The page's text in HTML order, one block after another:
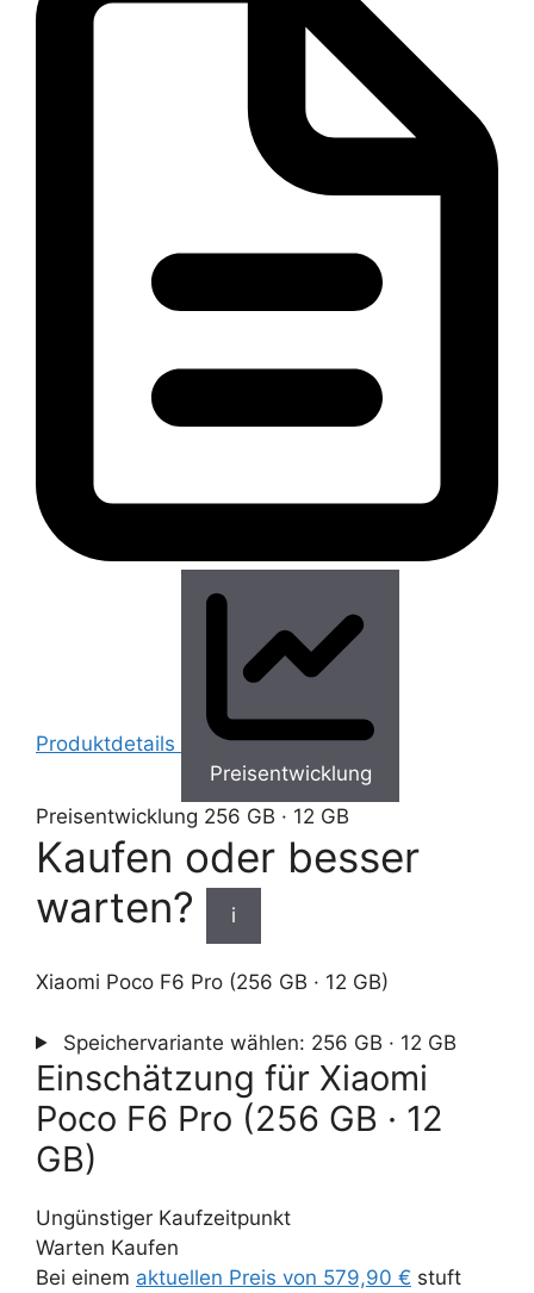
Produktdetails
Preisentwicklung
Preisentwicklung 256 GB · 12 GB
Kaufen oder besser
warten?
i
Xiaomi Poco F6 Pro (256 GB · 12 GB)
Speichervariante wählen: 256 GB · 12 GB
Einschätzung für Xiaomi
Poco F6 Pro (256 GB · 12
GB)
Ungünstiger Kaufzeitpunkt
Warten Kaufen
Bei einem aktuellen Preis von 579,90 € stuft